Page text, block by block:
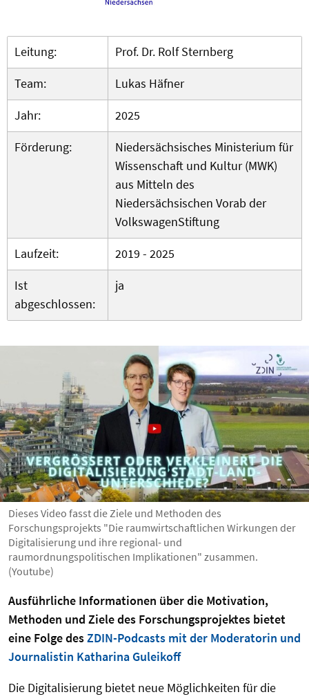
Leitung:
Prof. Dr. Rolf Sternberg
Team:
Lukas Häfner
Jahr:
2025
Förderung:
Niedersächsisches Ministerium für
Wissenschaft und Kultur (MWK)
aus Mitteln des
Niedersächsischen Vorab der
VolkswagenStiftung
Laufzeit:
2019 - 2025
Ist
abgeschlossen:
ja
Dieses Video fasst die Ziele und Methoden des
Forschungsprojekts "Die raumwirtschaftlichen Wirkungen der
Digitalisierung und ihre regional- und
raumordnungspolitischen Implikationen" zusammen.
(Youtube)
Ausführliche Informationen über die Motivation,
Methoden und Ziele des Forschungsprojektes bietet
eine Folge desZDIN-Podcasts mit der Moderatorin und
Journalistin Katharina Guleikoff
Die Digitalisierung bietet neue Möglichkeiten für die